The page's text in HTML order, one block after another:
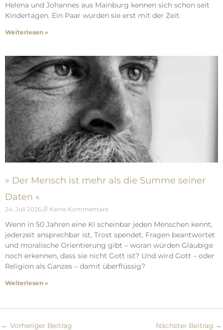
Helena und Johannes aus Mainburg kennen sich schon seit
Kindertagen. Ein Paar wurden sie erst mit der Zeit.
Weiterlesen »
» Der Mensch ist mehr als die Summe seiner
Daten «
24. Juli 2026 Keine Kommentare
Wenn in 50 Jahren eine KI scheinbar jeden Menschen kennt,
jederzeit ansprechbar ist, Trost spendet, Fragen beantwortet
und moralische Orientierung gibt – woran würden Gläubige
noch erkennen, dass sie nicht Gott ist? Und wird Gott – oder
Religion als Ganzes – damit überflüssig?
Weiterlesen »
← Vorheriger Beitrag Nächster Beitrag →